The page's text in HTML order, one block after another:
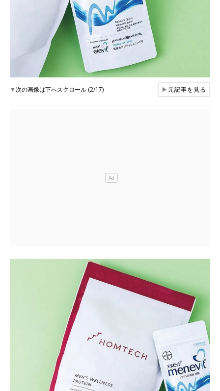
▼次の画像は下へスクロール (2/17) ▶元記事を見る